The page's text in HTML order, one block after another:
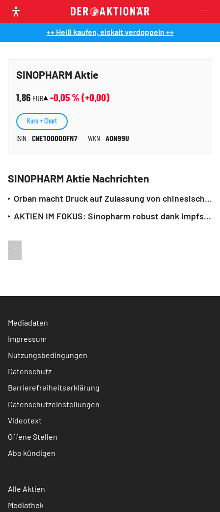
++ Heiß kaufen, eiskalt verdoppeln ++
SINOPHARM Aktie
1,86 EUR -0,05 % (+0,00)
ISIN CNE100000FN7 WKN A0N99U
Kurs + Chart
SINOPHARM Aktie Nachrichten
Orban macht Druck auf Zulassung von chinesischem Corona-Impfstoff
AKTIEN IM FOKUS: Sinopharm robust dank Impfstoffdaten - Biontech weiter erholt
1
Mediadaten
Impressum
Nutzungsbedingungen
Datenschutz
Barrierefreiheitserklärung
Datenschutzeinstellungen
Videotext
Offene Stellen
Abo kündigen
Alle Aktien
Mediathek